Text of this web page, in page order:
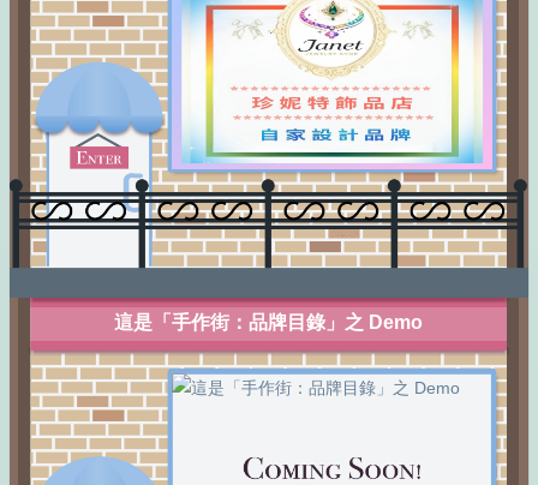
這是「手作街：品牌目錄」之 Demo